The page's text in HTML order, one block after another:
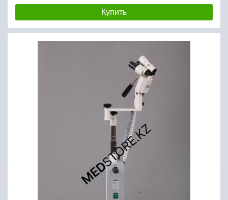
Купить